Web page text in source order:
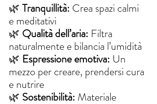
🌿 Tranquillità: Crea spazi calmi
e meditativi
🌿 Qualità dell’aria: Filtra
naturalmente e bilancia l’umidità
🌿 Espressione emotiva: Un
mezzo per creare, prendersi cura
e nutrire
🌿 Sostenibilità: Materiale